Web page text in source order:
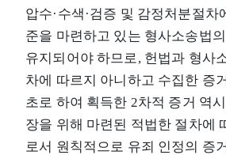
압수·수색·검증 및 감정처분절차
준을 마련하고 있는 형사소송법
유지되어야 하므로, 헌법과 형사
차에 따르지 아니하고 수집한 증
초로 하여 획득한 2차적 증거 역
장을 위해 마련된 적법한 절차에
로서 원칙적으로 유죄 인정의 증